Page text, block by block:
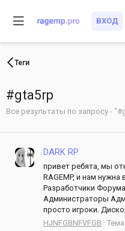
ВХОД
Теги
#gta5rp
Все результаты по запросу -
DARK RP
привет ребята, мы
RAGEMP, и нам
Разработчики
Администраторы
просто игроки.
HJNFGBNFVFGB
Тема